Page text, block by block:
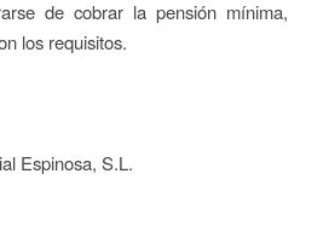
de cobrar la pensión mínima,
los requisitos.
Espinosa, S.L.